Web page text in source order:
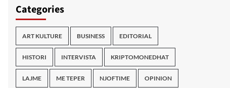
Categories
ART KULTURE BUSINESS EDITORIAL
HISTORI INTERVISTA KRIPTOMONEDHAT
LAJME ME TEPER NJOFTIME OPINION